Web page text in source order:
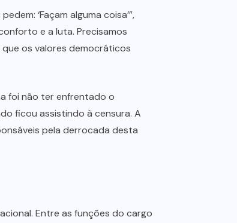
‘Façam alguma coisa’”,
e a luta. Precisamos
os valores democráticos
foi não ter enfrentado o
ficou assistindo à censura. A
pela derrocada desta
Entre as funções do cargo